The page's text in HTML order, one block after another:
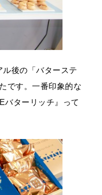
後の「バターステ
です。一番印象的な
バターリッチ』って